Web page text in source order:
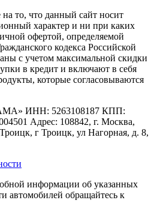
то, что данный сайт носит
характер и ни при каких
офертой, определяемой
кодекса Российской
с учетом максимальной скидки
в кредит и включают в себя
которые согласовываются
ИНН: 5263108187 КПП:
Адрес: 108842, г. Москва,
г Троицк, ул Нагорная, д. 8,
информации об указанных
автомобилей обращайтесь к